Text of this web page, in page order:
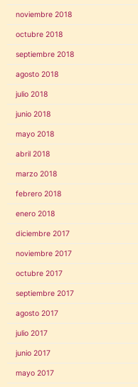
noviembre 2018
octubre 2018
septiembre 2018
agosto 2018
julio 2018
junio 2018
mayo 2018
abril 2018
marzo 2018
febrero 2018
enero 2018
diciembre 2017
noviembre 2017
octubre 2017
septiembre 2017
agosto 2017
julio 2017
junio 2017
mayo 2017